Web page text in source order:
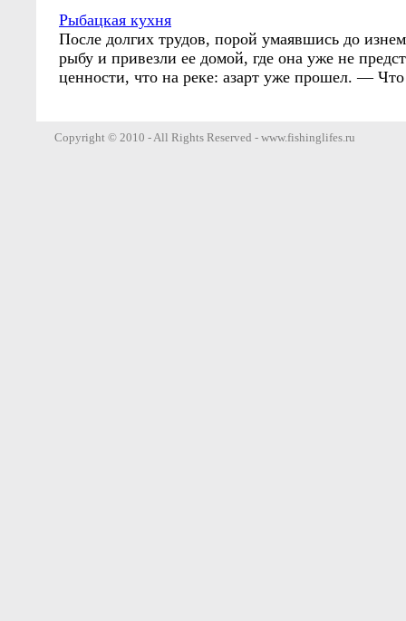
Рыбацкая кухня
После долгих трудов, порой умаявшись до
рыбу и привезли ее домой, где она уже не
ценности, что на реке: азарт уже прошел. —
Copyright © 2010 - All Rights Reserved - www.fishinglifes.ru